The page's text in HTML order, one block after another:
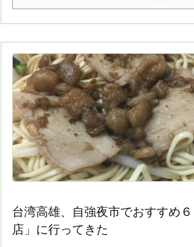
台湾高雄、自強夜市でおすすめ
店」に行ってきた